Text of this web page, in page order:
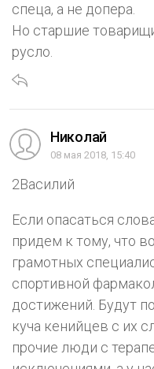
спеца, а не допера.
Но старшие
русло.
Николай
08 мая 2018, 15:40
2Василий
Если опасаться
придем к тому, что
грамотных
спортивной
достижений. Будут
куча кенийцев с их
прочие люди с